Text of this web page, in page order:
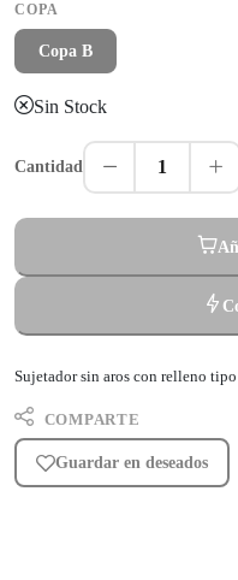
COPA
Copa B
Sin Stock
Cantidad 1
Sujetador sin aros con relleno tipo
COMPARTE
Guardar en deseados